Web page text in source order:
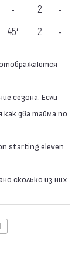
- 2
-
45′ 2 -
отображаются
сезона. Если
два тайма по
starting eleven
сколько из них